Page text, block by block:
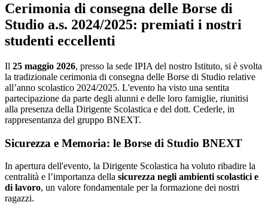
Cerimonia di consegna delle Borse di
Studio a.s. 2024/2025: premiati i nostri
studenti eccellenti
Il 25 maggio 2026, presso la sede IPIA del nostro Istituto, si è svolta
la tradizionale cerimonia di consegna delle Borse di Studio relative
all’anno scolastico 2024/2025. L'evento ha visto una sentita
partecipazione da parte degli alunni e delle loro famiglie, riunitisi
alla presenza della Dirigente Scolastica e del dott. Cederle, in
rappresentanza del gruppo BNEXT.
Sicurezza e Memoria: le Borse di Studio BNEXT
In apertura dell'evento, la Dirigente Scolastica ha voluto ribadire la
centralità e l’importanza della sicurezza negli ambienti scolastici e
di lavoro, un valore fondamentale per la formazione dei nostri
ragazzi.